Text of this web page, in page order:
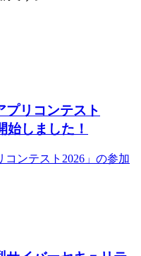
プリコンテスト
始しました！
コンテスト2026」の参加